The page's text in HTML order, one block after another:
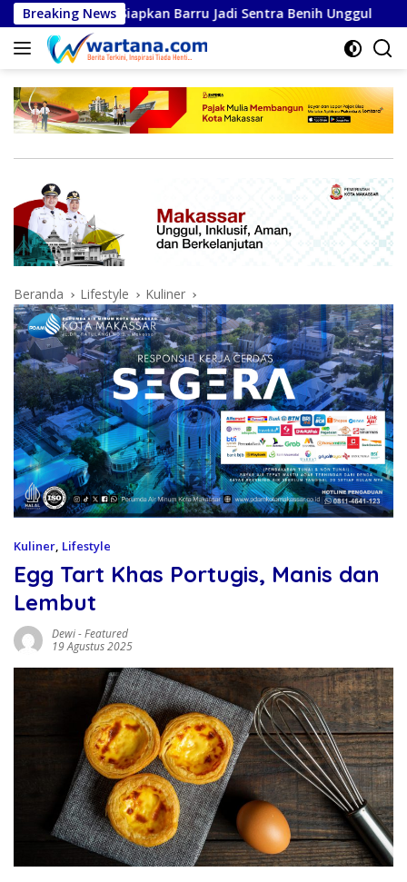
Langsung
ke
konten
Breaking News
Siapkan Barru Jadi Sentra Benih Unggul Bupati dan
Beranda Lifestyle Kuliner
Kuliner, Lifestyle
Egg Tart Khas Portugis, Manis dan
Lembut
Dewi-Featured
19 Agustus 2025